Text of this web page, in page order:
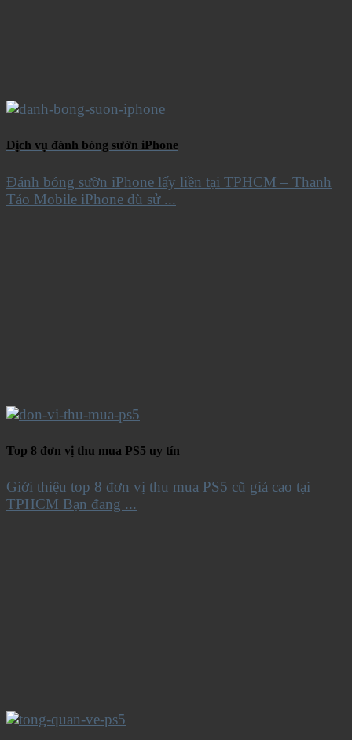
Dịch vụ đánh bóng sườn iPhone
Đánh bóng sườn iPhone lấy liền tại TPHCM – Thanh
Táo Mobile iPhone dù sử ...
Top 8 đơn vị thu mua PS5 uy tín
Giới thiệu top 8 đơn vị thu mua PS5 cũ giá cao tại
TPHCM Bạn đang ...